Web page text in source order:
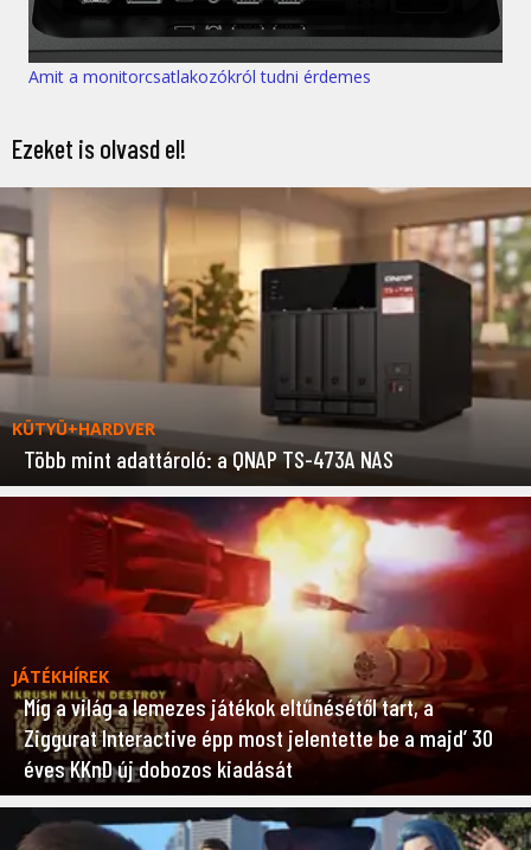
Amit a monitorcsatlakozókról tudni érdemes
Ezeket is olvasd el!
KÜTYÜ+HARDVER
Több mint adattároló: a QNAP TS-473A NAS
JÁTÉKHÍREK
Míg a világ a lemezes játékok eltűnésétől tart, a
Ziggurat Interactive épp most jelentette be a majd’ 30
éves KKnD új dobozos kiadását